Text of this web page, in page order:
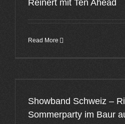
Reinert mit Ten Ahead
Read More
Showband Schweiz –
Sommerparty im Baur